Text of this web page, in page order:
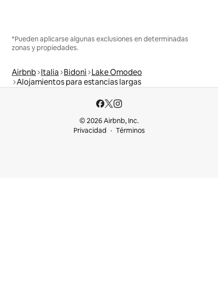
*Pueden aplicarse algunas exclusiones en determinadas
zonas y propiedades.
Airbnb Italia Bidonì Lake Omodeo
Alojamientos para estancias largas
© 2026 Airbnb, Inc.
Privacidad
Términos